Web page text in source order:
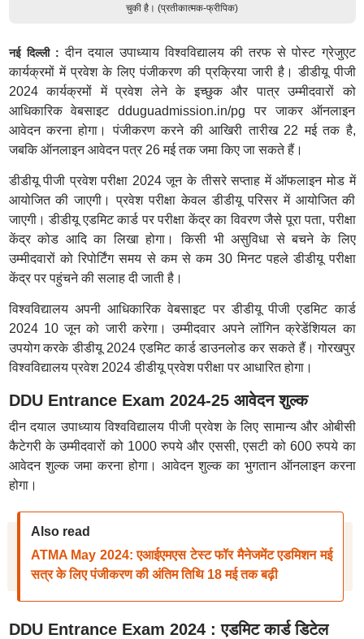
चुकी है। (प्रतीकात्मक-फ्रीपिक)
नई दिल्ली :दीन दयाल उपाध्याय विश्वविद्यालय की तरफ से पोस्ट ग्रेजुएट
कार्यक्रमों में प्रवेश के लिए पंजीकरण की प्रक्रिया जारी है। डीडीयू पीजी
2024 कार्यक्रमों में प्रवेश लेने के इच्छुक और पात्र उम्मीदवारों को
आधिकारिक वेबसाइट dduguadmission.in/pg पर जाकर ऑनलाइन
आवेदन करना होगा। पंजीकरण करने की आखिरी तारीख 22 मई तक है,
जबकि ऑनलाइन आवेदन पत्र 26 मई तक जमा किए जा सकते हैं।
डीडीयू पीजी प्रवेश परीक्षा 2024 जून के तीसरे सप्ताह में ऑफलाइन मोड में
आयोजित की जाएगी। प्रवेश परीक्षा केवल डीडीयू परिसर में आयोजित की
जाएगी। डीडीयू एडमिट कार्ड पर परीक्षा केंद्र का विवरण जैसे पूरा पता, परीक्षा
केंद्र कोड आदि का लिखा होगा। किसी भी असुविधा से बचने के लिए
उम्मीदवारों को रिपोर्टिंग समय से कम से कम 30 मिनट पहले डीडीयू परीक्षा
केंद्र पर पहुंचने की सलाह दी जाती है।
विश्वविद्यालय अपनी आधिकारिक वेबसाइट पर डीडीयू पीजी एडमिट कार्ड
2024 10 जून को जारी करेगा। उम्मीदवार अपने लॉगिन क्रेडेंशियल का
उपयोग करके डीडीयू 2024 एडमिट कार्ड डाउनलोड कर सकते हैं। गोरखपुर
विश्वविद्यालय प्रवेश 2024 डीडीयू प्रवेश परीक्षा पर आधारित होगा।
DDU Entrance Exam 2024-25 आवेदन शुल्क
दीन दयाल उपाध्याय विश्वविद्यालय पीजी प्रवेश के लिए सामान्य और ओबीसी
कैटेगरी के उम्मीदवारों को 1000 रुपये और एससी, एसटी को 600 रुपये का
आवेदन शुल्क जमा करना होगा। आवेदन शुल्क का भुगतान ऑनलाइन करना
होगा।
Also read
ATMA May 2024: एआईएमएस टेस्ट फॉर मैनेजमेंट एडमिशन मई
सत्र के लिए पंजीकरण की अंतिम तिथि 18 मई तक बढ़ी
DDU Entrance Exam 2024 : एडमिट कार्ड डिटेल